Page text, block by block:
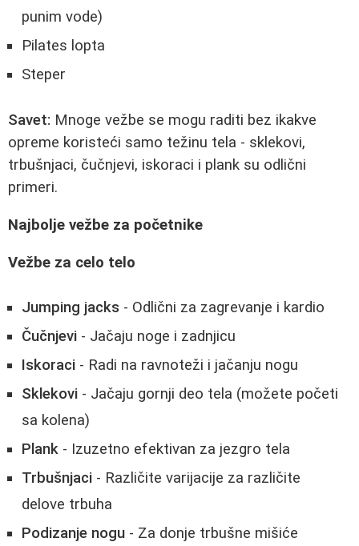
punim vode)
Pilates lopta
Steper
Savet: Mnoge vežbe se mogu raditi bez ikakve
opreme koristeći samo težinu tela - sklekovi,
trbušnjaci, čučnjevi, iskoraci i plank su odlični
primeri.
Najbolje vežbe za početnike
Vežbe za celo telo
Jumping jacks - Odlični za zagrevanje i kardio
Čučnjevi - Jačaju noge i zadnjicu
Iskoraci - Radi na ravnoteži i jačanju nogu
Sklekovi - Jačaju gornji deo tela (možete početi
sa kolena)
Plank - Izuzetno efektivan za jezgro tela
Trbušnjaci - Različite varijacije za različite
delove trbuha
Podizanje nogu - Za donje trbušne mišiće